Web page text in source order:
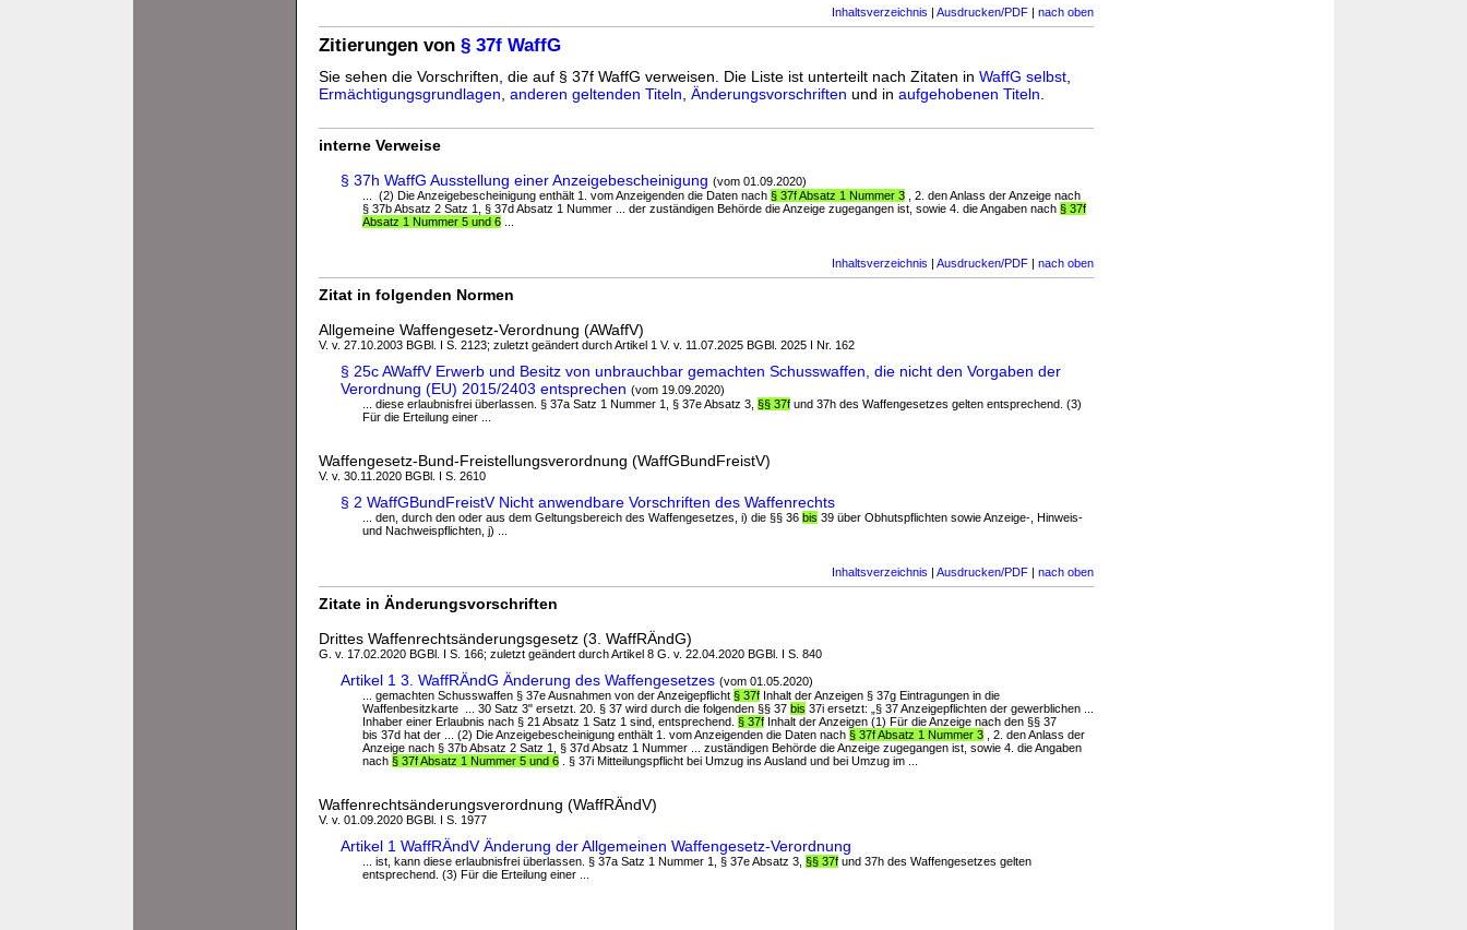
Inhaltsverzeichnis | Ausdrucken/PDF | nach oben
Zitierungen von § 37f WaffG
Sie sehen die Vorschriften, die auf § 37f WaffG verweisen. Die Liste ist unterteilt nach Zitaten in WaffG selbst
Ermächtigungsgrundlagen anderen geltenden Titeln Änderungsvorschriften und in aufgehobenen Titeln
interne Verweise
§ 37h WaffG Ausstellung einer Anzeigebescheinigung (vom 01.09.2020)
... (2) Die Anzeigebescheinigung enthält 1. vom Anzeigenden die Daten nach § 37f Absatz 1 Nummer 3 , 2. den Anlass der Anzeige nach
§ 37b Absatz 2 Satz 1, § 37d Absatz 1 Nummer ... der zuständigen Behörde die Anzeige zugegangen ist, sowie 4. die Angaben nach § 37f
Absatz 1 Nummer 5 und 6
Inhaltsverzeichnis | Ausdrucken/PDF | nach oben
Zitat in folgenden Normen
Allgemeine Waffengesetz-Verordnung (AWaffV)
V. v. 27.10.2003 BGBl. I S. 2123; zuletzt geändert durch Artikel 1 V. v. 11.07.2025 BGBl. 2025 I Nr. 162
§ 25c AWaffV Erwerb und Besitz von unbrauchbar gemachten Schusswaffen, die nicht den Vorgaben der
Verordnung (EU) 2015/2403 entsprechen (vom 19.09.2020)
... diese erlaubnisfrei überlassen. § 37a Satz 1 Nummer 1, § 37e Absatz 3, §§ 37f und 37h des Waffengesetzes gelten entsprechend. (3)
Für die Erteilung einer ...
Waffengesetz-Bund-Freistellungsverordnung (WaffGBundFreistV)
V. v. 30.11.2020 BGBl. I S. 2610
§ 2 WaffGBundFreistV Nicht anwendbare Vorschriften des Waffenrechts
... den, durch den oder aus dem Geltungsbereich des Waffengesetzes, i) die §§ 36 bis 39 über Obhutspflichten sowie Anzeige-, Hinweis-
und Nachweispflichten, j) ...
Inhaltsverzeichnis | Ausdrucken/PDF | nach oben
Zitate in Änderungsvorschriften
Drittes Waffenrechtsänderungsgesetz (3. WaffRÄndG)
G. v. 17.02.2020 BGBl. I S. 166; zuletzt geändert durch Artikel 8 G. v. 22.04.2020 BGBl. I S. 840
Artikel 1 3. WaffRÄndG Änderung des Waffengesetzes (vom 01.05.2020)
... gemachten Schusswaffen § 37e Ausnahmen von der Anzeigepflicht § 37f Inhalt der Anzeigen § 37g Eintragungen in die
Waffenbesitzkarte ... 30 Satz 3" ersetzt. 20. § 37 wird durch die folgenden §§ 37 bis 37i ersetzt: „§ 37 Anzeigepflichten der gewerblichen ...
Inhaber einer Erlaubnis nach § 21 Absatz 1 Satz 1 sind, entsprechend. § 37f Inhalt der Anzeigen (1) Für die Anzeige nach den §§ 37
bis 37d hat der ... (2) Die Anzeigebescheinigung enthält 1. vom Anzeigenden die Daten nach § 37f Absatz 1 Nummer 3 , 2. den Anlass der
Anzeige nach § 37b Absatz 2 Satz 1, § 37d Absatz 1 Nummer ... zuständigen Behörde die Anzeige zugegangen ist, sowie 4. die Angaben
nach § 37f Absatz 1 Nummer 5 und 6 . § 37i Mitteilungspflicht bei Umzug ins Ausland und bei Umzug im ...
Waffenrechtsänderungsverordnung (WaffRÄndV)
V. v. 01.09.2020 BGBl. I S. 1977
Artikel 1 WaffRÄndV Änderung der Allgemeinen Waffengesetz-Verordnung
... ist, kann diese erlaubnisfrei überlassen. § 37a Satz 1 Nummer 1, § 37e Absatz 3, §§ 37f und 37h des Waffengesetzes gelten
entsprechend. (3) Für die Erteilung einer ...